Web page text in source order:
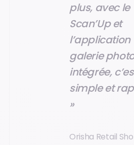
plus, avec le
Scan’Up et
l’application
galerie
intégrée,
simple et
»
Orisha Retail